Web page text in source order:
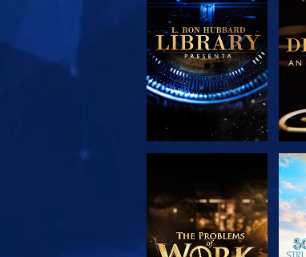
ESPLORA LE
SERIE
ESPLORA LE
SERIE